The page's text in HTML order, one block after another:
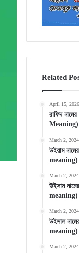
Related
April 15, 2026
রাফিদ
Meaning)
March 2, 2024
উইয়াম
meaning)
March 2, 2024
উইসাম
meaning)
March 2, 2024
উইসাল
meaning)
March 2, 2024